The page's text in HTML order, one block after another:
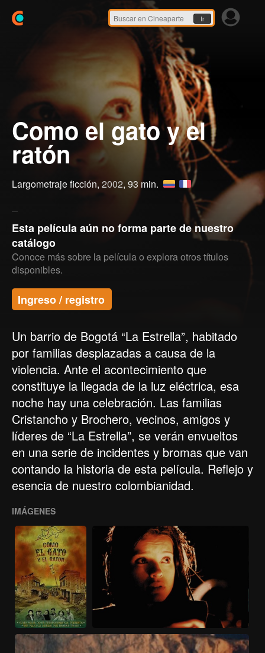
Ir
Como el gato y el
ratón
Largometraje ficción, 2002, 93 min.
Esta película aún no forma parte de nuestro
catálogo
Conoce más sobre la película o explora otros títulos
disponibles.
Ingreso / registro
Un barrio de Bogotá “La Estrella”, habitado
por familias desplazadas a causa de la
violencia. Ante el acontecimiento que
constituye la llegada de la luz eléctrica, esa
noche hay una celebración. Las familias
Cristancho y Brochero, vecinos, amigos y
líderes de “La Estrella”, se verán envueltos
en una serie de incidentes y bromas que van
contando la historia de esta película. Reflejo y
esencia de nuestro colombianidad.
IMÁGENES